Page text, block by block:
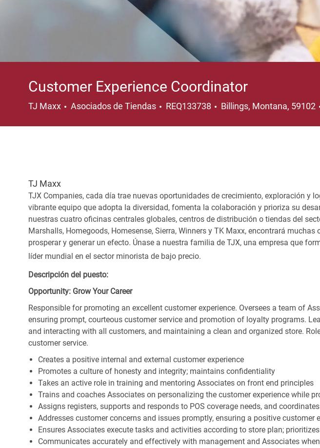
Customer Experience Coordinator
TJ Maxx Categoría
Asociados de Tiendas REQ133738 Ubicación
Billings, Montana, 59102
TJ Maxx
TJX Companies, cada día trae nuevas oportunidades de crecimiento, exploración y
vibrante equipo que adopta la diversidad, fomenta la colaboración y prioriza su
nuestras cuatro oficinas centrales globales, centros de distribución o tiendas del
Marshalls, Homegoods, Homesense, Sierra, Winners y TK Maxx, encontrará muchas
prosperar y generar un efecto. Únase a nuestra familia de TJX, una empresa que
líder mundial en el sector minorista de bajo precio.
Descripción del puesto:
Opportunity: Grow Your Career
Responsible for promoting an excellent customer experience. Oversees a team of
ensuring prompt, courteous customer service and promotion of loyalty programs.
and interacting with all customers, and maintaining a clean and organized store.
customer service.
Creates a positive internal and external customer experience
Promotes a culture of honesty and integrity; maintains confidentiality
Takes an active role in training and mentoring Associates on front end principles
Trains and coaches Associates on personalizing the customer experience while
Assigns registers, supports and responds to POS coverage needs, and
Addresses customer concerns and issues promptly, ensuring a positive customer
Ensures Associates execute tasks and activities according to store plan;
Communicates accurately and effectively with management and Associates